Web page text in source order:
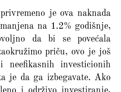
je ova naknada
na 1.2% godišnje,
da bi se povećala
priču, ovo je još
investicionih
je da ga izbegavate. Ako